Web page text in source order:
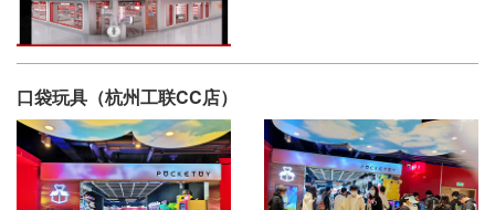
口袋玩具（杭州工联CC店）